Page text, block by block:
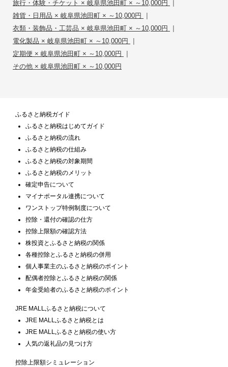
旅行・体験・チケット × 岐阜県池田町 × ～10,000円 |
雑貨・日用品 × 岐阜県池田町 × ～10,000円 |
衣類・装飾品・工芸品 × 岐阜県池田町 × ～10,000円 |
電化製品 × 岐阜県池田町 × ～10,000円 |
定期便 × 岐阜県池田町 × ～10,000円 |
その他 × 岐阜県池田町 × ～10,000円
ふるさと納税ガイド
ふるさと納税はじめてガイド
ふるさと納税の流れ
ふるさと納税の仕組み
ふるさと納税の対象期間
ふるさと納税のメリット
確定申告について
マイナポータル連携について
ワンストップ特例制度について
控除・還付の確認の仕方
控除上限額の確認方法
株投資とふるさと納税の関係
各種控除とふるさと納税の併用
個人事業主のふるさと納税のポイント
配偶者控除とふるさと納税の関係
年金受給者のふるさと納税のポイント
JRE MALLふるさと納税について
JRE MALLふるさと納税とは
JRE MALLふるさと納税の使い方
人気の返礼品の見つけ方
控除上限額シミュレーション